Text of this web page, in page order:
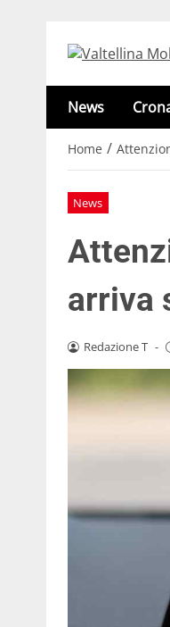
News
Home /
News
arriva
Redazione T -